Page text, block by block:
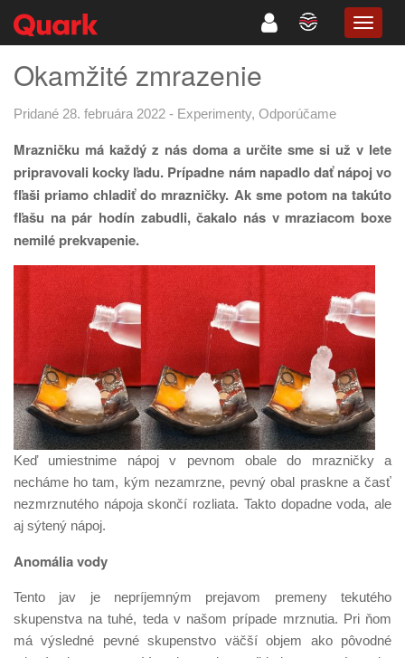
Okamžité zmrazenie
Pridané 28. februára 2022 - Experimenty, Odporúčame
Mrazničku má každý z nás doma a určite sme si už v lete
pripravovali kocky ľadu. Prípadne nám napadlo dať nápoj vo
fľaši priamo chladiť do mrazničky. Ak sme potom na takúto
fľašu na pár hodín zabudli, čakalo nás v mraziacom boxe
nemilé prekvapenie.
Keď umiestnime nápoj v pevnom obale do mrazničky a
necháme ho tam, kým nezamrzne, pevný obal praskne a časť
nezmrznutého nápoja skončí rozliata. Takto dopadne voda, ale
aj sýtený nápoj.
Anomália vody
Tento jav je nepríjemným prejavom premeny tekutého
skupenstva na tuhé, teda v našom prípade mrznutia. Pri ňom
má výsledné pevné skupenstvo väčší objem ako pôvodné